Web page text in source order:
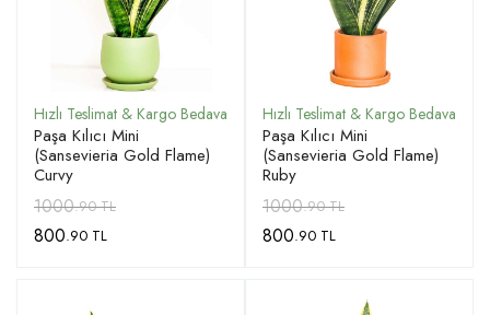
Paşa Kılıcı Mini
(Sansevieria Gold Flame)
Curvy
1000.90 TL
800.90 TL
Paşa Kılıcı Mini
(Sansevieria Gold Flame)
Ruby
1000.90 TL
800.90 TL